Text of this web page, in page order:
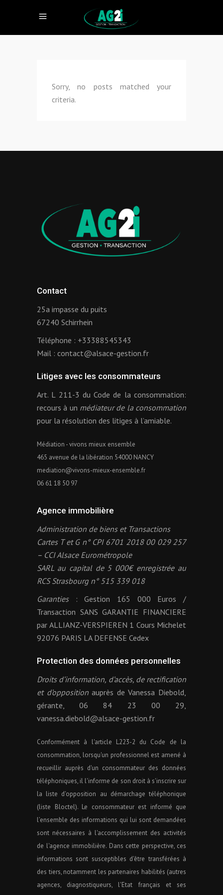
Sorry, no posts matched your
criteria.
Contact
25a impasse du puits
67240 Schirrhein
Téléphone : +33388545343
Mail : contact@alsace-gestion.fr
Litiges avec les consommateurs
Art. L 211-3 du Code de la consommation:
recours à un médiateur de la consommation
pour la résolution des litiges à l’amiable.
Médiation - vivons mieux ensemble
465 avenue de la libération 54000 NANCY
mediation@vivons-mieux-ensemble.fr
06 61 18 50 97
Agence immobilière
Administration de biens et Transactions
Cartes T et G n° CPI 6701 2018 00 029 257
– CCI Alsace Eurométropole
SARL au capital de 5 000€ enregistrée au
RCS Strasbourg n° 515 339 018
Garanties: Gestion 165 000 Euros /
Transaction SANS GARANTIE FINANCIERE
par ALLIANZ-VERSPIEREN 1 Cours Michelet
92076 PARIS LA DEFENSE Cedex
Protection des données personnelles
Droits d’information, d’accès, de rectification
et d’oppositionauprès de Vanessa Diebold,
gérante, 06 84 23 00 29,
vanessa.diebold@alsace-gestion.fr
Conformément à l'article L223-2 du Code de la
consommation, lorsqu'un professionnel est amené à
recueillir auprès d'un consommateur des données
téléphoniques, il l'informe de son droit à s'inscrire sur
la liste d'opposition au démarchage téléphonique
(liste Bloctel). Le consommateur est informé que
l’ensemble des informations qui lui sont demandées
sont nécessaires à l'accomplissement des activités
de l'agence immobilière. Dans cette perspective, ces
informations sont susceptibles d'être transférées à
des tiers, notamment les partenaires habilités (autres
agences, diagnostiqueurs, l'Etat français et ses